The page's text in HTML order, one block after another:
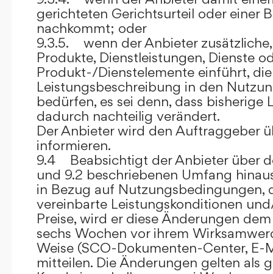
gerichteten Gerichtsurteil oder einer
nachkommt; oder
9.3.5. wenn der Anbieter
Produkte, Dienstleistungen, Dienste
Produkt-/Dienstelemente einführt,
Leistungsbeschreibung in den
bedürfen, es sei denn, dass bisherige
dadurch nachteilig verändert.
Der Anbieter wird den Auftraggeber
informieren.
9.4 Beabsichtigt der Anbieter über
und 9.2 beschriebenen Umfang
in Bezug auf Nutzungsbedingungen,
vereinbarte Leistungskonditionen
Preise, wird er diese Änderungen
sechs Wochen vor ihrem
Weise (SCO-Dokumenten-Center, E-
mitteilen. Die Änderungen gelten als